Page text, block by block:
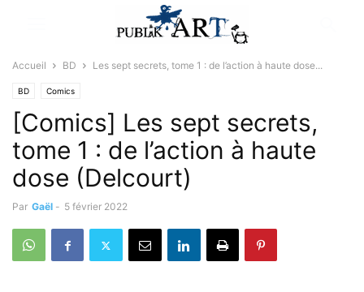
Accueil BD Les sept secrets, tome 1 : de l’action à haute dose...
BD Comics
[Comics] Les sept secrets,
tome 1 : de l’action à haute
dose (Delcourt)
Par Gaël - 5 février 2022